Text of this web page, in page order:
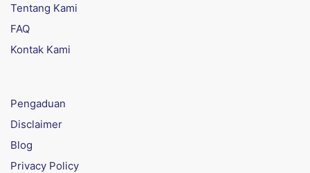
Tentang Kami
FAQ
Kontak Kami
Pengaduan
Disclaimer
Blog
Privacy Policy